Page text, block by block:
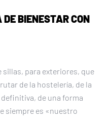
BIENESTAR CON
sillas, para exteriores, que
de la hostelería, de la
de una forma
siempre es «nuestro